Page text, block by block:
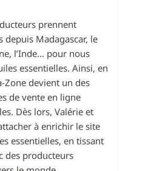
prennent
depuis Madagascar, le
l’Inde… pour nous
essentielles. Ainsi, en
Zone devient un des
de vente en ligne
Dès lors, Valérie et
à enrichir le site
essentielles, en tissant
des producteurs